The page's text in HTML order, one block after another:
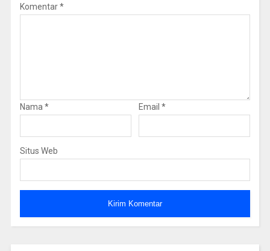
Komentar*
Nama * Email *
Situs Web